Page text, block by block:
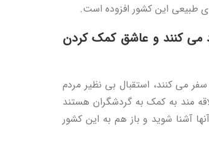
طبیعی این کشور افزوده است.
می کنند و عاشق کمک کردن
می کنند، استقبال بی نظیر مردم
مند به کمک به گردشگران هستند
آشنا شوید و باز هم به این کشور